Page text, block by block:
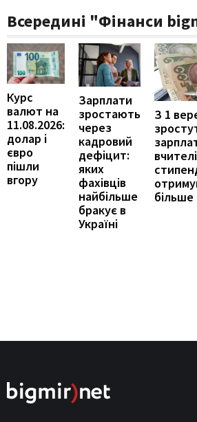
Всередині "Фінанси
Курс
валют на
11.08.2026:
долар і
євро
пішли
вгору
Зарплати
зростають
через
кадровий
дефіцит:
яких
фахівців
найбільше
бракує в
Україні
З 1
більше